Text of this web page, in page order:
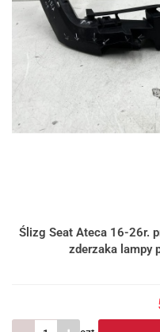
Ślizg Seat Ateca 16-26r.
zderzaka lampy